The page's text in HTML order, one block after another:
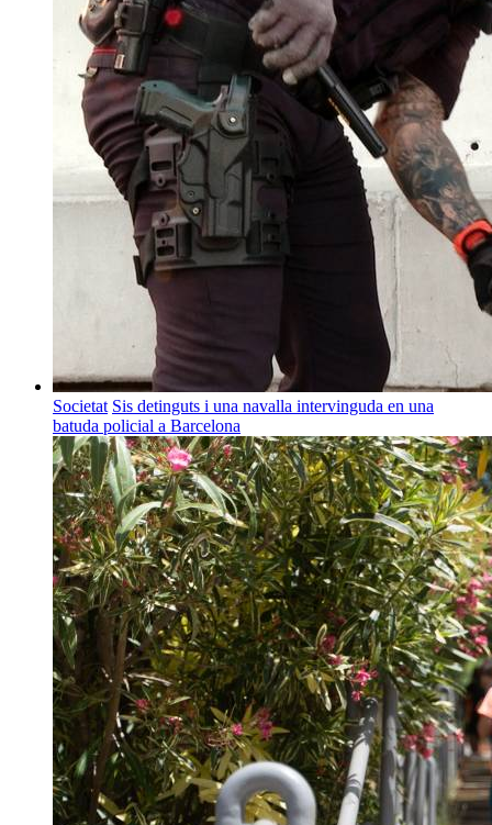
Societat Sis detinguts i una navalla intervinguda en una
batuda policial a Barcelona